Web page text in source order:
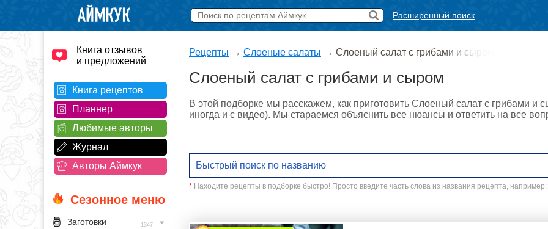
Расширенный поиск
Книга отзывов
и предложений
Книга рецептов
Планнер
Любимые авторы
Журнал
Авторы Аймкук
Сезонное меню
Заготовки 1347
Рецепты → Слоеные салаты → Слоеный салат с грибами и сыром
Слоеный салат с грибами и сыром
В этой подборке мы расскажем, как приготовить Слоеный салат с грибами
иногда и с видео). Мы стараемся объяснить все нюансы и ответить на все
* Находите рецепты в подборке быстро! Просто введите часть слова из названия рецепта, например: